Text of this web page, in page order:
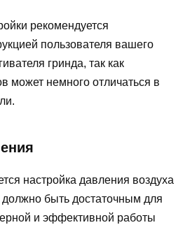
рекомендуется
пользователя вашего
гринда, так как
может немного отличаться в
настройка давления воздуха
быть достаточным для
и эффективной работы